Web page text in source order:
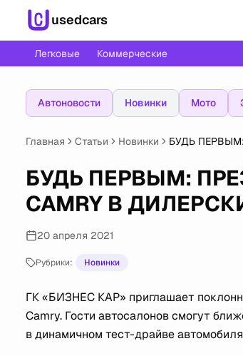
usedcars
Легковые Коммерческие
Автоновости Новинки Мото
Главная Статьи Новинки БУДЬ ПЕРВЫМ:
БУДЬ ПЕРВЫМ:
CAMRY В
20 апреля 2021
Рубрики: Новинки
ГК «БИЗНЕС КАР» приглашает
Camry. Гости автосалонов смогут
в динамичном тест-драйве